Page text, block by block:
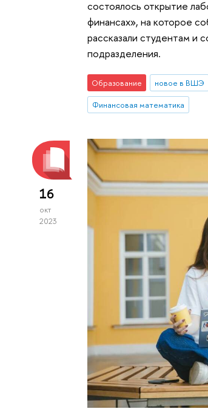
состоялось открытие
финансах», на которое
рассказали студентам и
подразделения.
Образование новое в ВШЭ
Финансовая математика
16
окт
2023